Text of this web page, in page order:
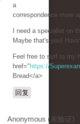
a
correspondence more
I need a specialist on
Maybe that's you!
Feel free to surf to my
href=" https://
Bread</a>
回复
Anonymous (未验证)